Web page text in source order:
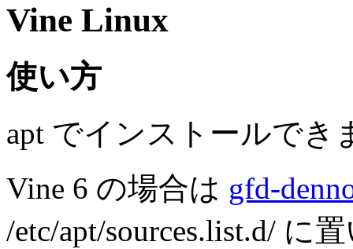
Vine Linux
使い方
apt でインストールでき
Vine 6 の場合は gfd-
/etc/apt/sources.list.d/ に